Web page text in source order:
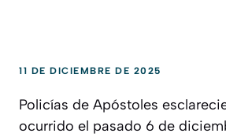
11 DE DICIEMBRE DE 2025
Policías de Apóstoles
ocurrido el pasado 6 de